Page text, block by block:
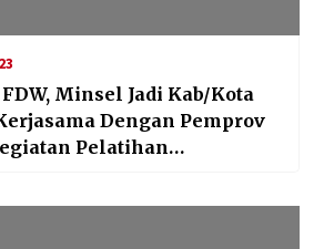
Minsel Jadi Kab/Kota
Dengan Pemprov
Pelatihan